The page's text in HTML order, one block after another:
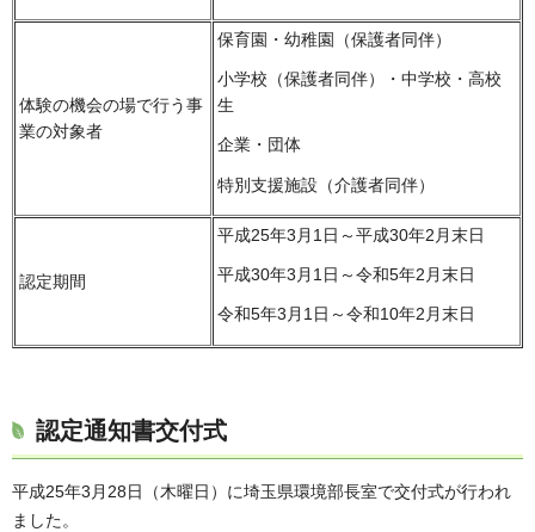
体験の機会の場で行う事
業の対象者
保育園・幼稚園（保護者同伴）
小学校（保護者同伴）・中学校・高校
生
企業・団体
特別支援施設（介護者同伴）
認定期間
平成25年3月1日～平成30年2月末日
平成30年3月1日～令和5年2月末日
令和5年3月1日～令和10年2月末日
認定通知書交付式
平成25年3月28日（木曜日）に埼玉県環境部長室で交付式が行われ
ました。